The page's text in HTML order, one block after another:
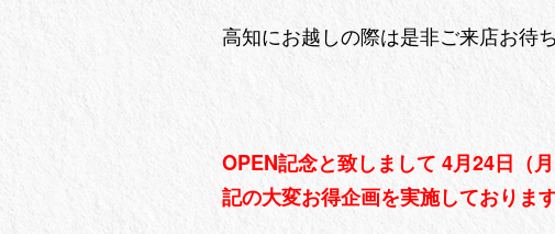
高知にお越しの際は是非ご来店お待
OPEN記念と致しまして 4月24日（
記の大変お得企画を実施しておりま